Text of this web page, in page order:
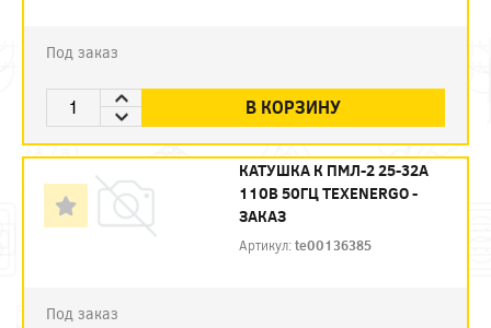
Под заказ
В КОРЗИНУ
КАТУШКА К ПМЛ-2 25-32А
110В 50ГЦ TEXENERGO -
ЗАКАЗ
Артикул:te00136385
Под заказ